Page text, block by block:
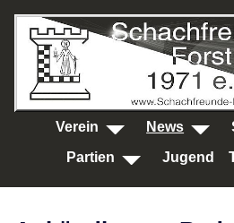
SKIP TO MAIN CONTENT
Verein News
Partien
Jugend